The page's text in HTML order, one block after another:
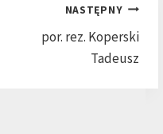
NASTĘPNY
por. rez. Koperski
Tadeusz